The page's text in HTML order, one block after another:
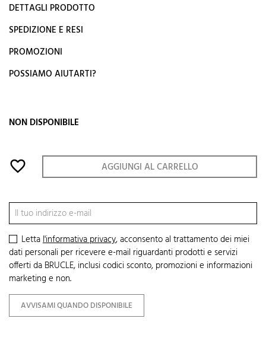
DETTAGLI PRODOTTO
SPEDIZIONE E RESI
PROMOZIONI
POSSIAMO AIUTARTI?
NON DISPONIBILE
favorite_border AGGIUNGI AL CARRELLO
Lettal'informativa privacy, acconsento al trattamento dei miei
dati personali per ricevere e-mail riguardanti prodotti e servizi
offerti da BRUCLE, inclusi codici sconto, promozioni e informazioni
marketing e non.
AVVISAMI QUANDO DISPONIBILE